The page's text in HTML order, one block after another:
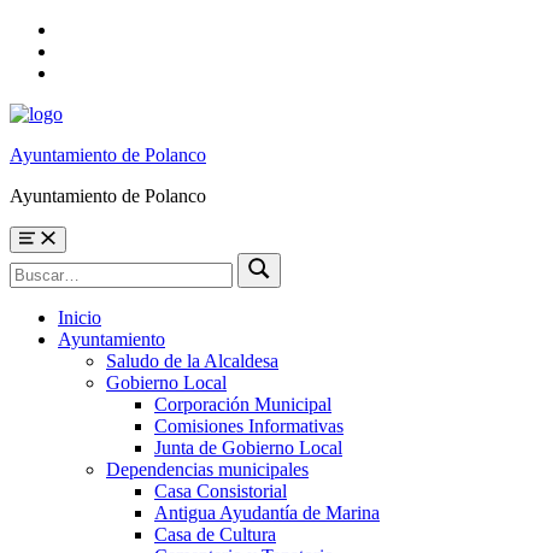
content
footer
Ayuntamiento de Polanco
Ayuntamiento de Polanco
Menu
Búsqueda
para:
Inicio
Ayuntamiento
Saludo de la Alcaldesa
Gobierno Local
Corporación Municipal
Comisiones Informativas
Junta de Gobierno Local
Dependencias municipales
Casa Consistorial
Antigua Ayudantía de Marina
Casa de Cultura